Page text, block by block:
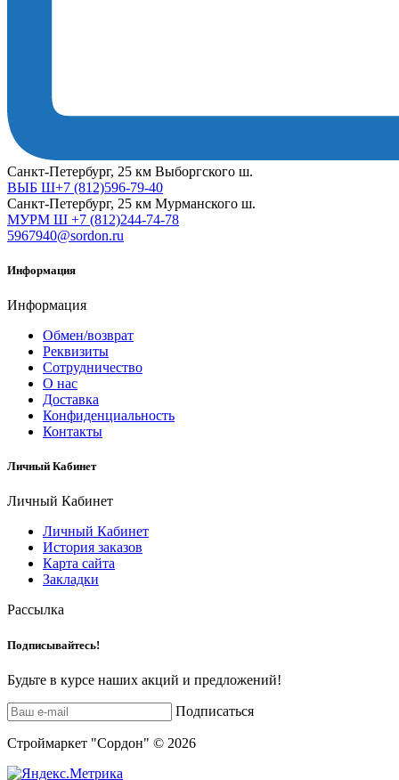
Cанкт-Петербург, 25 км Выборгского ш.
ВЫБ Ш+7 (812)596-79-40
Cанкт-Петербург, 25 км Мурманского ш.
МУРМ Ш +7 (812)244-74-78
5967940@sordon.ru
Информация
Информация
Обмен/возврат
Реквизиты
Сотрудничество
О нас
Доставка
Конфиденциальность
Контакты
Личный Кабинет
Личный Кабинет
Личный Кабинет
История заказов
Карта сайта
Закладки
Рассылка
Подписывайтесь!
Будьте в курсе наших акций и предложений!
Подписаться
Строймаркет "Сордон" © 2026